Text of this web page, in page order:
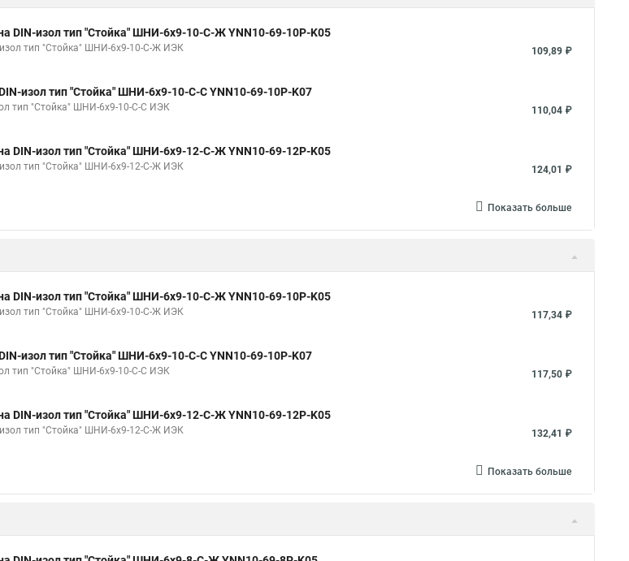
DIN-изол тип "Стойка" ШНИ-6х9-10-С-Ж YNN10-69-10P-K05
тип "Стойка" ШНИ-6х9-10-С-Ж ИЭК 109,89 ₽
изол тип "Стойка" ШНИ-6х9-10-С-С YNN10-69-10P-K07
тип "Стойка" ШНИ-6х9-10-С-С ИЭК 110,04 ₽
DIN-изол тип "Стойка" ШНИ-6х9-12-С-Ж YNN10-69-12P-K05
тип "Стойка" ШНИ-6х9-12-С-Ж ИЭК 124,01 ₽
Показать больше
DIN-изол тип "Стойка" ШНИ-6х9-10-С-Ж YNN10-69-10P-K05
тип "Стойка" ШНИ-6х9-10-С-Ж ИЭК 117,34 ₽
изол тип "Стойка" ШНИ-6х9-10-С-С YNN10-69-10P-K07
тип "Стойка" ШНИ-6х9-10-С-С ИЭК 117,50 ₽
DIN-изол тип "Стойка" ШНИ-6х9-12-С-Ж YNN10-69-12P-K05
тип "Стойка" ШНИ-6х9-12-С-Ж ИЭК 132,41 ₽
Показать больше